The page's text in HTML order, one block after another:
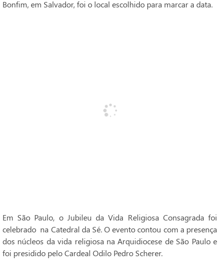
Bonfim, em Salvador, foi o local escolhido para marcar a data.
Em São Paulo, o Jubileu da Vida Religiosa Consagrada foi
celebrado na Catedral da Sé. O evento contou com a presença
dos núcleos da vida religiosa na Arquidiocese de São Paulo e
foi presidido pelo Cardeal Odilo Pedro Scherer.